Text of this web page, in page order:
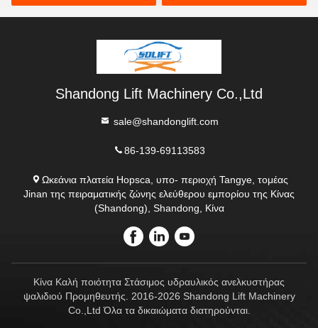
Shandong Lift Machinery Co.,Ltd
sale@shandonglift.com
86-139-69113583
Ωκεάνια πλατεία Hopsca, υπο- περιοχή Tangye, τομέας
Jinan της πειραματικής ζώνης ελεύθερου εμπορίου της Κίνας
(Shandong), Shandong, Κίνα
Κίνα Καλή ποιότητα Στάσιμος υδραυλικός ανελκυστήρας
ψαλιδιού Προμηθευτής. 2016-2026 Shandong Lift Machinery
Co.,Ltd Όλα τα δικαιώματα διατηρούνται.